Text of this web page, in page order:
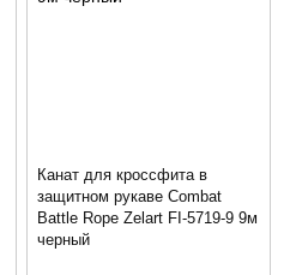
Канат для кроссфита в
защитном рукаве Combat
Battle Rope Zelart FI-5719-9 9м
черный